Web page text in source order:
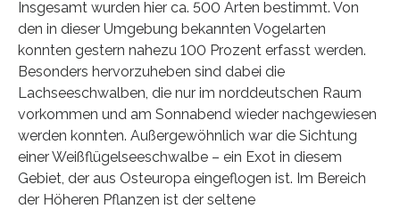
Insgesamt wurden hier ca. 500 Arten bestimmt. Von
den in dieser Umgebung bekannten Vogelarten
konnten gestern nahezu 100 Prozent erfasst werden.
Besonders hervorzuheben sind dabei die
Lachseeschwalben, die nur im norddeutschen Raum
vorkommen und am Sonnabend wieder nachgewiesen
werden konnten. Außergewöhnlich war die Sichtung
einer Weißflügelseeschwalbe – ein Exot in diesem
Gebiet, der aus Osteuropa eingeflogen ist. Im Bereich
der Höheren Pflanzen ist der seltene